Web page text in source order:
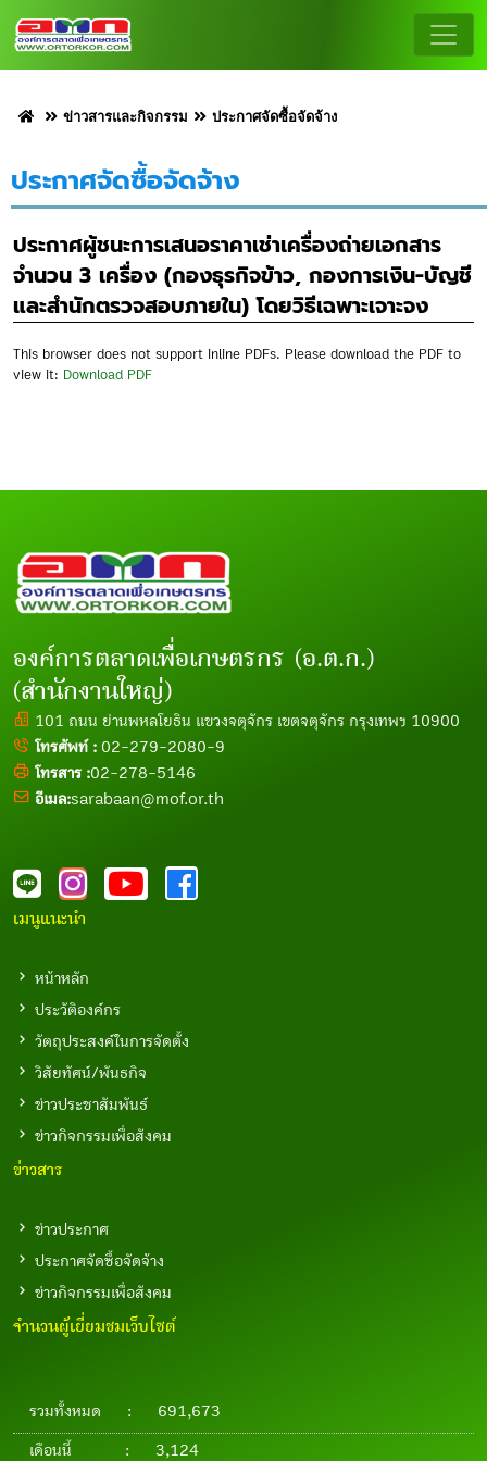
ข่าวสารและกิจกรรม ประกาศจัดซื้อจัดจ้าง
ประกาศจัดซื้อจัดจ้าง
ประกาศผู้ชนะการเสนอราคาเช่าเครื่องถ่ายเอกสาร
จำนวน 3 เครื่อง (กองธุรกิจข้าว, กองการเงิน-บัญชี
และสำนักตรวจสอบภายใน) โดยวิธีเฉพาะเจาะจง
This browser does not support inline PDFs. Please download the PDF to
view it: Download PDF
องค์การตลาดเพื่อเกษตรกร (อ.ต.ก.)
(สำนักงานใหญ่)
101 ถนน ย่านพหลโยธิน แขวงจตุจักร เขตจตุจักร กรุงเทพฯ 10900
โทรศัพท์ : 02-279-2080-9
โทรสาร :02-278-5146
อีเมล:sarabaan@mof.or.th
เมนูแนะนำ
หน้าหลัก
ประวัติองค์กร
วัตถุประสงค์ในการจัดตั้ง
วิสัยทัศน์/พันธกิจ
ข่าวประชาสัมพันธ์
ข่าวกิจกรรมเพื่อสังคม
ข่าวสาร
ข่าวประกาศ
ประกาศจัดซื้อจัดจ้าง
ข่าวกิจกรรมเพื่อสังคม
จำนวนผู้เยี่ยมชมเว็บไซต์
รวมทั้งหมด : 691,673
เดือนนี้ : 3,124